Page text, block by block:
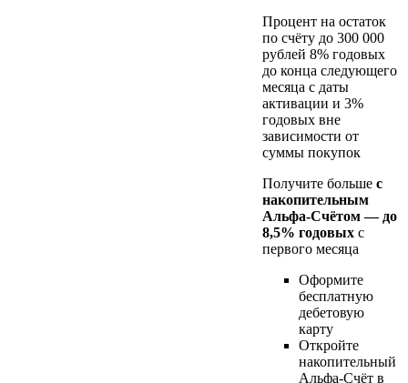
Процент на остаток
по счёту до 300 000
рублей 8% годовых
до конца следующего
месяца с даты
активации и 3%
годовых вне
зависимости от
суммы покупок
Получите больше с
накопительным
Альфа-Счётом — до
8,5% годовых с
первого месяца
Оформите
бесплатную
дебетовую
карту
Откройте
накопительный
Альфа-Счёт в